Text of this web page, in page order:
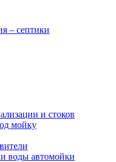
– септики
и стоков
мойку
воды автомойки